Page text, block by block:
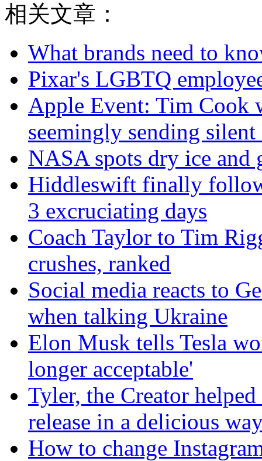
相关文章：
What brands need to
Pixar's LGBTQ
Apple Event: Tim Cook
seemingly sending
NASA spots dry ice and
Hiddleswift finally
3 excruciating days
Coach Taylor to Tim
crushes, ranked
Social media reacts to
when talking Ukraine
Elon Musk tells Tesla
longer acceptable'
Tyler, the Creator
release in a delicious
How to change